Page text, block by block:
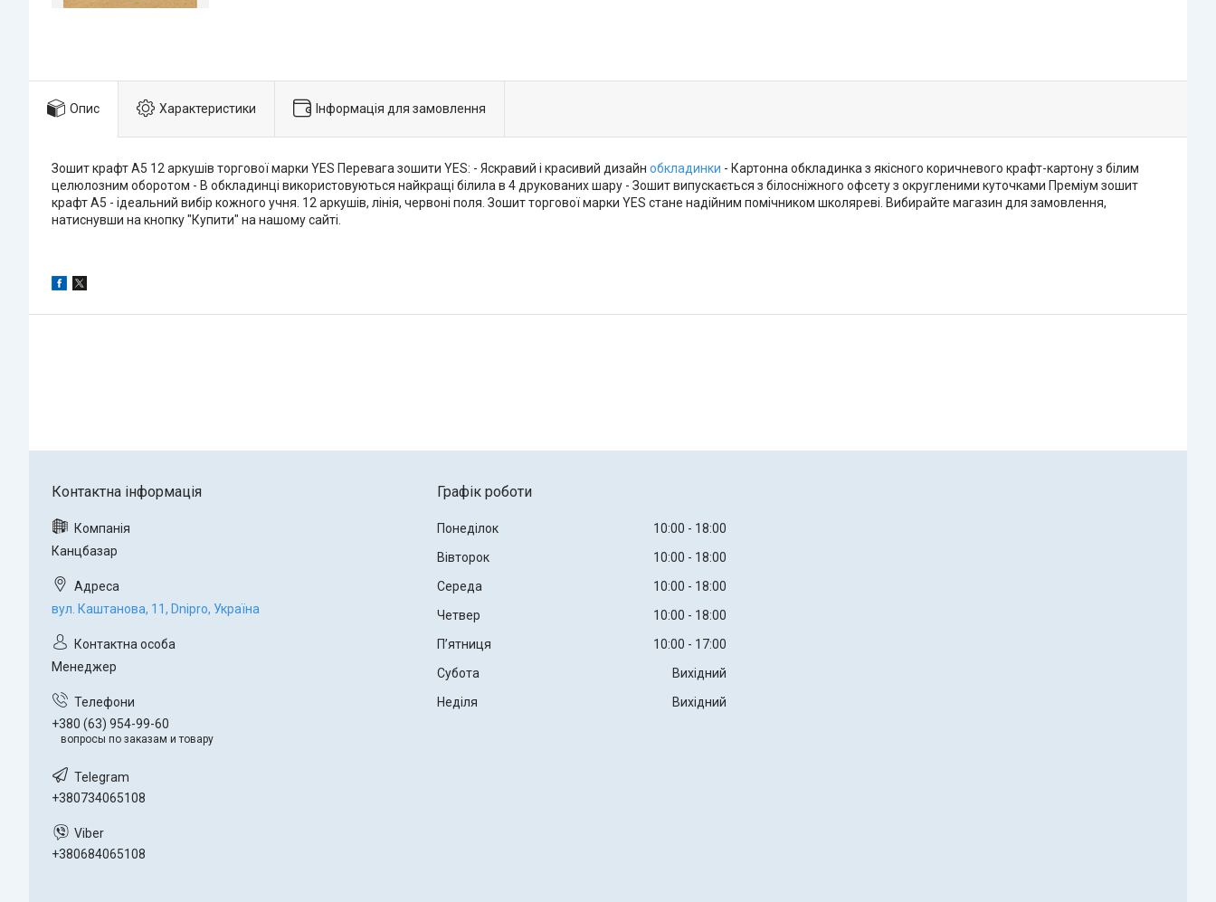
Опис Характеристики Інформація для замовлення
Зошит крафт А5 12 аркушів торгової марки YES Перевага зошити YES: - Яскравий і красивий дизайн обкладинки - Картонна обкладинка з якісного коричневого крафт-картону з білим
целюлозним оборотом - В обкладинці використовуються найкращі білила в 4 друкованих шару - Зошит випускається з білосніжного офсету з округленими куточками Преміум зошит
крафт А5 - ідеальний вибір кожного учня. 12 аркушів, лінія, червоні поля. Зошит торгової марки YES стане надійним помічником школяреві. Вибирайте магазин для замовлення,
натиснувши на кнопку "Купити" на нашому сайті.
Канцбазар
вул. Каштанова, 11, Dnipro, Україна
Менеджер
+380 (63) 954-99-60
вопросы по заказам и товару
+380734065108
+380684065108
Графік роботи
Понеділок 10:00
18:00
Вівторок
10:00
18:00
Середа
10:00
18:00
Четвер
10:00
18:00
Пʼятниця
10:00
17:00
Субота
Вихідний
Неділя
Вихідний